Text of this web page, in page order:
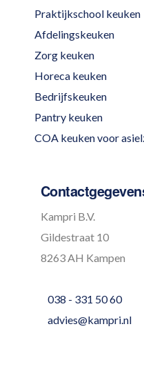
Praktijkschool keuken
Afdelingskeuken
Zorg keuken
Horeca keuken
Bedrijfskeuken
Pantry keuken
COA keuken voor
Kampri B.V.
Gildestraat 10
8263 AH Kampen
038 - 331 50 60
advies@kampri.nl